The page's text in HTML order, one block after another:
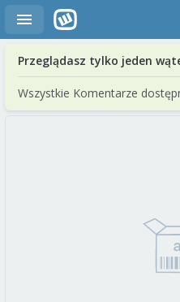
Przeglądasz tylko jeden
Wszystkie Komentarze